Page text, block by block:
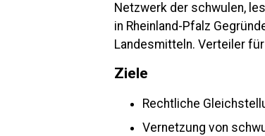
Netzwerk der schwulen,
in Rheinland-Pfalz
Landesmitteln. Verteiler
Ziele
Rechtliche
Vernetzung von